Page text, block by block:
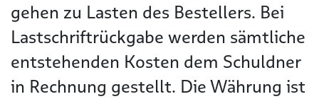
gehen zu Lasten des Bestellers. Bei
Lastschriftrückgabe werden sämtliche
entstehenden Kosten dem Schuldner
in Rechnung gestellt. Die Währung ist